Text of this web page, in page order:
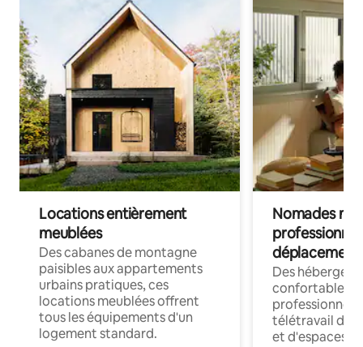
Locations entièrement
meublées
Des cabanes de montagne
paisibles aux appartements
urbains pratiques, ces
locations meublées offrent
tous les équipements d'un
logement standard.
Nomades
déplacement
Des
confortables
professionnels
télétravail
et d'espaces